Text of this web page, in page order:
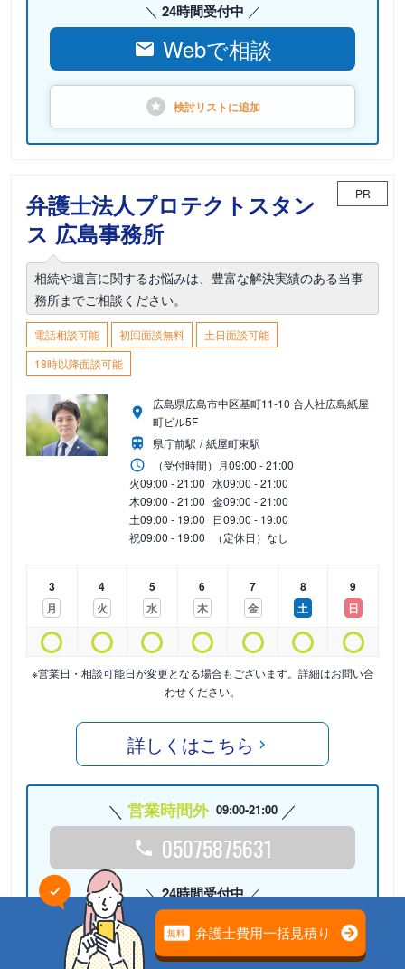
24時間受付中
Webで相談
検討リストに追加
弁護士法人プロテクトスタン
ス 広島事務所
PR
相続や遺言に関するお悩みは、豊富な解決実績のある当事
務所までご相談ください。
電話相談可能 初回面談無料
土日面談可能
18時以降面談可能
広島県広島市中区基町11-10 合人社広島紙屋
町ビル5F
県庁前駅
紙屋町東駅
（受付時間） 月09:00 - 21:00
火09:00 - 21:00 水09:00 - 21:00
木09:00 - 21:00 金09:00 - 21:00
土09:00 - 19:00 日09:00 - 19:00
祝09:00 - 19:00 （定休日）なし
3
月
4
火
5
水
6
木
7
金
8
土
9
日
※営業日・相談可能日が変更となる場合もございます。詳細はお問い合
わせください。
詳しくはこちら
営業時間外 09:00-21:00
05075875631
24時間受付中
Webで相談